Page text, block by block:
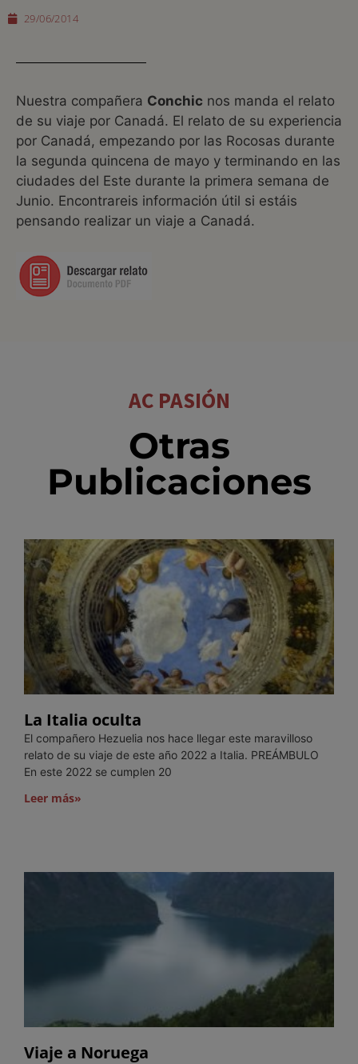
29/06/2014
Nuestra compañera Conchic nos manda el relato
de su viaje por Canadá. El relato de su experiencia
por Canadá, empezando por las Rocosas durante
la segunda quincena de mayo y terminando en las
ciudades del Este durante la primera semana de
Junio. Encontrareis información útil si estáis
pensando realizar un viaje a Canadá.
AC PASIÓN
Otras
Publicaciones
La Italia oculta
El compañero Hezuelia nos hace llegar este maravilloso
relato de su viaje de este año 2022 a Italia. PREÁMBULO
En este 2022 se cumplen 20
Leer más»
Viaje a Noruega